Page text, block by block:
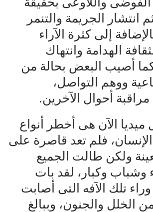
انتشار الجريمة والتنمر
إلى كثرة الآراء
الهدامة وانتهاك
أصيب البعض بحالة من
ووهم التواصل،
أحوال الآخرين.
ميديا الآن هى أخطر أنواع
الإنسان، فلم تعد قاصرة على
ولكن طالت الجميع
وشباب وكبار، لقد بات
تلك الآفه التى أصابت
من الخلل والجنون، وببالغ